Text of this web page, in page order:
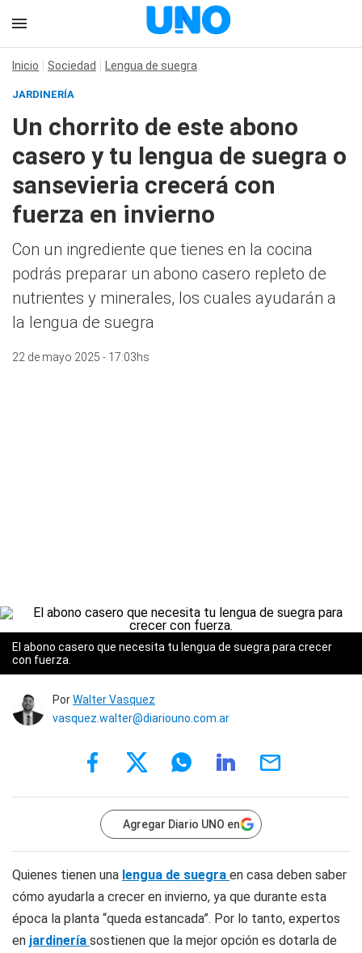
Inicio Sociedad Lengua de suegra
JARDINERÍA
Un chorrito de este abono
casero y tu lengua de suegra o
sansevieria crecerá con
fuerza en invierno
Con un ingrediente que tienes en la cocina
podrás preparar un abono casero repleto de
nutrientes y minerales, los cuales ayudarán a
la lengua de suegra
22 de mayo 2025 - 17:03hs
El abono casero que necesita tu lengua de suegra para crecer
con fuerza.
PorWalter Vasquez
vasquez.walter@diariouno.com.ar
Agregar Diario UNO en
Quienes tienen una lengua de suegra en casa deben saber
cómo ayudarla a crecer en invierno, ya que durante esta
época la planta “queda estancada”. Por lo tanto, expertos
en jardinería sostienen que la mejor opción es dotarla de